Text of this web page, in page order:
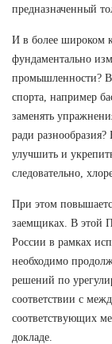
предназначенный
И в более широком
фундаментально
промышленности?
спорта, например
заменять
ради
улучшить и
следовательно,
При этом
заемщиках. В этой
России в рамках
необходимо
решений по
соответствии с
соответствующих
докладе.